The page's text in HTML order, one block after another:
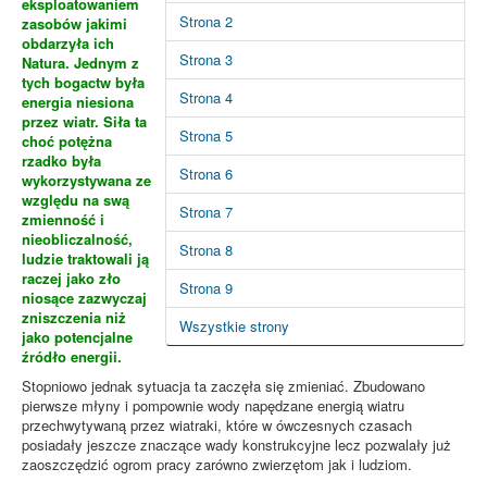
Strona 2
Strona 3
Strona 4
Strona 5
Strona 6
Strona 7
Strona 8
Strona 9
Wszystkie strony
zasobów jakimi
obdarzyła ich
Natura. Jednym z
tych bogactw była
energia niesiona
przez wiatr. Siła ta
choć potężna
rzadko była
wykorzystywana ze
względu na swą
zmienność i
nieobliczalność,
ludzie traktowali ją
raczej jako zło
niosące zazwyczaj
zniszczenia niż
jako potencjalne
źródło energii.
Stopniowo jednak sytuacja ta zaczęła się zmieniać. Zbudowano
pierwsze młyny i pompownie wody napędzane energią wiatru
przechwytywaną przez wiatraki, które w ówczesnych czasach
posiadały jeszcze znaczące wady konstrukcyjne lecz pozwalały już
zaoszczędzić ogrom pracy zarówno zwierzętom jak i ludziom.